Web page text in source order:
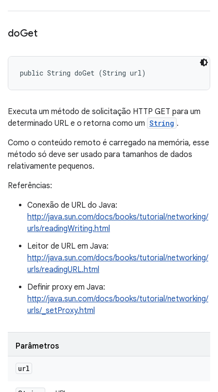
doGet
public String doGet (String url)
Executa um método de solicitação HTTP GET para um
determinado URL e o retorna como um String .
Como o conteúdo remoto é carregado na memória, esse
método só deve ser usado para tamanhos de dados
relativamente pequenos.
Referências:
Conexão de URL do Java:
http://java.sun.com/docs/books/tutorial/networking/
urls/readingWriting.html
Leitor de URL em Java:
http://java.sun.com/docs/books/tutorial/networking/
urls/readingURL.html
Definir proxy em Java:
http://java.sun.com/docs/books/tutorial/networking/
urls/_setProxy.html
Parâmetros
url